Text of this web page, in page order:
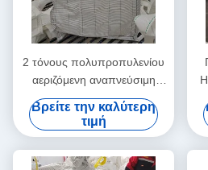
2 τόνους πολυπροπυλενίου
αεριζόμενη αναπνεύσιμη
βαφούλα χύδην με εξαιρετική
χημική αντοχή και αγωγό
ύφασμα
Βρείτε την καλύτερη
τιμή